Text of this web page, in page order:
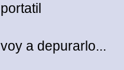
portatil
voy a depurarlo...